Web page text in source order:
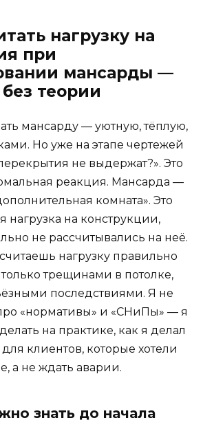
нагрузку на
при
мансарды —
теории
мансарду — уютную, тёплую,
Но уже на этапе чертежей
не выдержат?». Это
реакция. Мансарда —
комната». Это
нагрузка на конструкции,
не рассчитывались на неё.
нагрузку правильно
трещинами в потолке,
последствиями. Я не
«нормативы» и «СНиПы» — я
на практике, как я делал
клиентов, которые хотели
а не ждать аварии.
знать до начала